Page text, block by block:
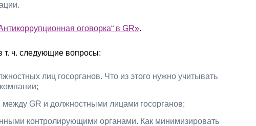
оговорка“ в GR».
т. ч. следующие вопросы:
лиц госорганов. Что из этого нужно учитывать
GR и должностными лицами госорганов;
контролирующими органами. Как минимизировать